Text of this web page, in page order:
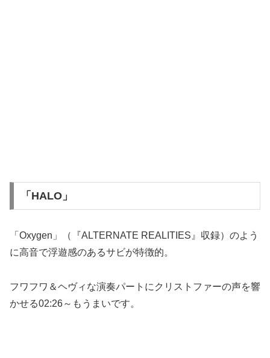
「HALO」
「Oxygen」（『ALTERNATE REALITIES』収録）のよう
に高音で浮遊感のあるサビが特徴的。
フワフワ＆ヘヴィな演奏パートにクリストファーの声を響
かせる02:26～もうまいです。